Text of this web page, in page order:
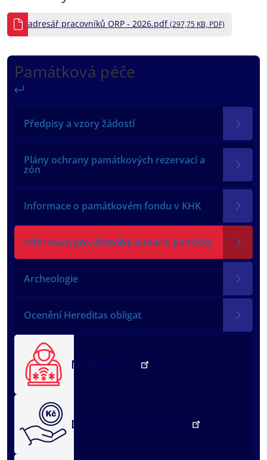
Památková péče
Předpisy a vzory žádostí
Plány ochrany památkových rezervací a
zón
Informace o památkovém fondu v KHK
Informace pro vlastníky kulturní památky
Archeologie
Ocenění Hereditas obligat
NežKlikneš
Dotační portál kraje
adresář pracovníků ORP - 2026.pdf (297,75 KB, PDF)